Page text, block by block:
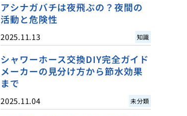
アシナガバチは夜飛ぶの？夜間の
活動と危険性
2025.11.13 知識
シャワーホース交換DIY完全ガイド
メーカーの見分け方から節水効果
まで
2025.11.04 未分類